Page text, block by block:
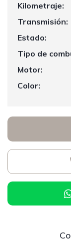
Kilometraje:
Transmisión:
Estado:
Tipo de
Motor:
Color: